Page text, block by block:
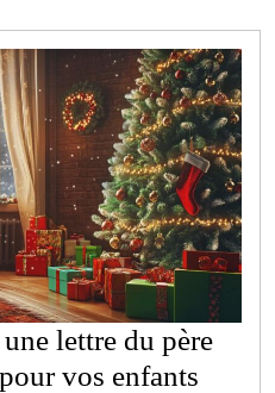
lettre du père
vos enfants